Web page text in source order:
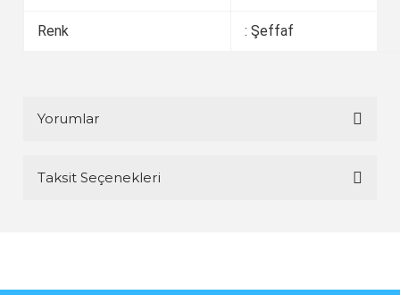
Renk : Şeffaf
Yorumlar
Bu ürüne ilk yorumu siz yapın!
Taksit Seçenekleri